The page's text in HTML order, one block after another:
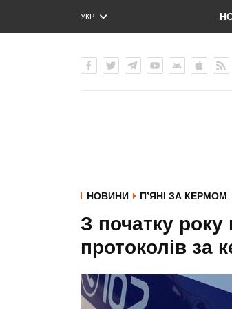
УКР
ENG
НОВИНИ П’ЯНІ ЗА КЕРМОМ
З початку
протоколів за